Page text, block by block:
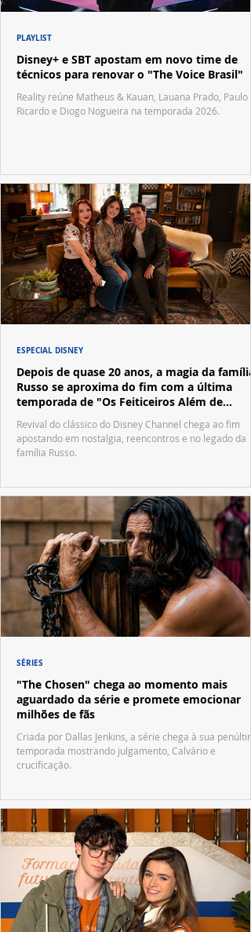
Disney+ e SBT apostam em novo time de
técnicos para renovar o "The Voice Brasil"
Reality reúne Matheus & Kauan, Lauana Prado, Paulo
Ricardo e Diogo Nogueira na temporada 2026.
PLAYLIST
Depois de quase 20 anos, a magia da família
Russo se aproxima do fim com a última
temporada de "Os Feiticeiros Além de
Waverly Place"
Revival do clássico do Disney Channel chega ao fim
apostando em nostalgia, reencontros e no legado da
família Russo.
ESPECIAL DISNEY
"The Chosen" chega ao momento mais
aguardado da série e promete emocionar
milhões de fãs
Criada por Dallas Jenkins, a série chega à sua
temporada mostrando julgamento, Calvário e
crucificação.
SÉRIES